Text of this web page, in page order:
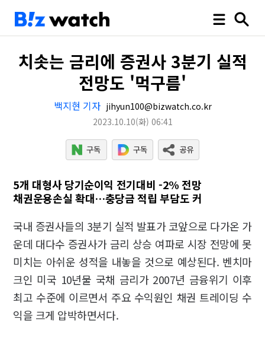
치솟는 금리에 증권사 3분기 실적
전망도 '먹구름'
백지현 기자 jihyun100@bizwatch.co.kr
2023.10.10(화) 06:41
5개 대형사 당기순이익 전기대비 -2% 전망
채권운용손실 확대…충당금 적립 부담도 커
국내 증권사들의 3분기 실적 발표가 코앞으로 다가온 가
운데 대다수 증권사가 금리 상승 여파로 시장 전망에 못
미치는 아쉬운 성적을 내놓을 것으로 예상된다. 벤치마
크인 미국 10년물 국채 금리가 2007년 금융위기 이후
최고 수준에 이르면서 주요 수익원인 채권 트레이딩 수
익을 크게 압박하면서다.